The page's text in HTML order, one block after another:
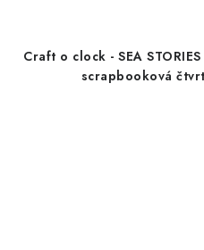
Craft o clock - SEA
scrapbooková